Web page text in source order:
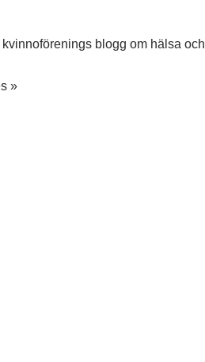
blogg om hälsa
»